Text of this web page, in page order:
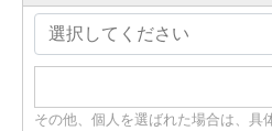
その他、個人を選ばれた場合は、具